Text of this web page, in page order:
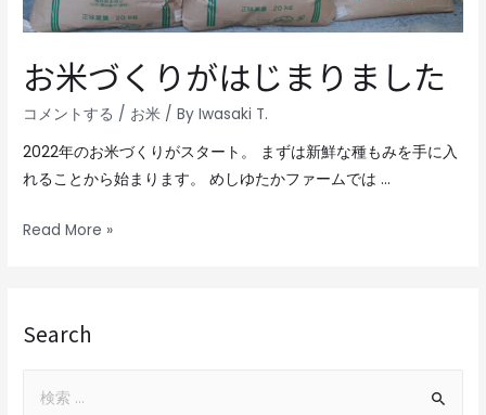
お米づくりがはじまりました
コメントする / お米 / ByIwasaki T.
2022年のお米づくりがスタート。 まずは新鮮な種もみを手に入
れることから始まります。 めしゆたかファームでは …
Read More »
Search